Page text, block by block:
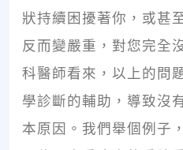
狀持續困擾著你，或甚
反而變嚴重，對您完全
科醫師看來，以上的問
學診斷的輔助，導致沒
本原因。我們舉個例子